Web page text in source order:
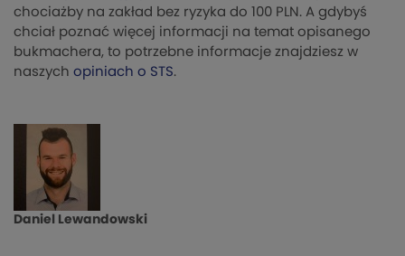
chociażby na zakład bez ryzyka do 100 PLN. A gdybyś
chciał poznać więcej informacji na temat opisanego
bukmachera, to potrzebne informacje znajdziesz w
naszych opiniach o STS.
Daniel Lewandowski